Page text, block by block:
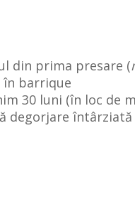
din prima presare (
barrique
30 luni (în loc de
degorjare